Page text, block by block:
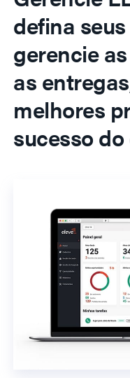
defina
gerencie
as
melhores
sucesso